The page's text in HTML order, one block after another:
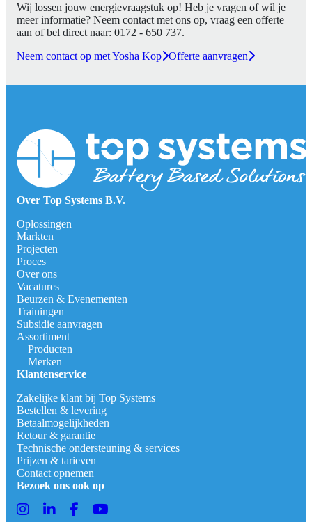
Wij lossen jouw energievraagstuk op! Heb je vragen of wil je
meer informatie? Neem contact met ons op, vraag een offerte
aan of bel direct naar: 0172 - 650 737.
Neem contact op met Yosha Kop Offerte aanvragen
Over Top Systems B.V.
Oplossingen
Markten
Projecten
Proces
Over ons
Vacatures
Beurzen & Evenementen
Trainingen
Subsidie aanvragen
Assortiment
Producten
Merken
Klantenservice
Zakelijke klant bij Top Systems
Bestellen & levering
Betaalmogelijkheden
Retour & garantie
Technische ondersteuning & services
Prijzen & tarieven
Contact opnemen
Bezoek ons ook op